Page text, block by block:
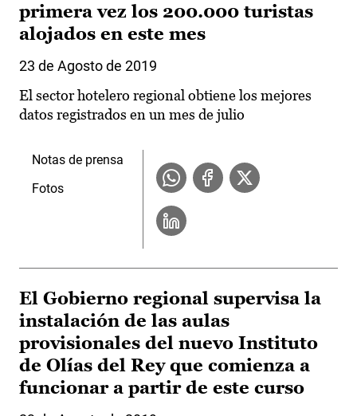
primera vez los 200.000 turistas
alojados en este mes
23 de Agosto de 2019
El sector hotelero regional obtiene los mejores
datos registrados en un mes de julio
Notas de prensa
Fotos
El Gobierno regional supervisa la
instalación de las aulas
provisionales del nuevo Instituto
de Olías del Rey que comienza a
funcionar a partir de este curso